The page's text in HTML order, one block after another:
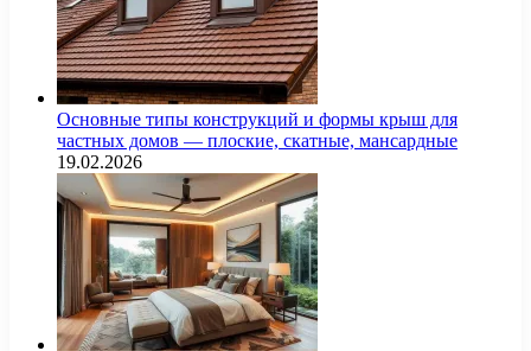
Основные типы конструкций и формы крыш для
частных домов — плоские, скатные, мансардные
19.02.2026